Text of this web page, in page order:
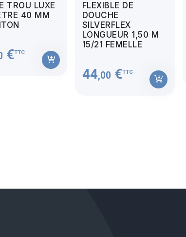
TROU LUXE
40 MM
€TTC
FLEXIBLE DE
DOUCHE
SILVERFLEX
LONGUEUR 1,50 M
15/21 FEMELLE
44,00 €TTC